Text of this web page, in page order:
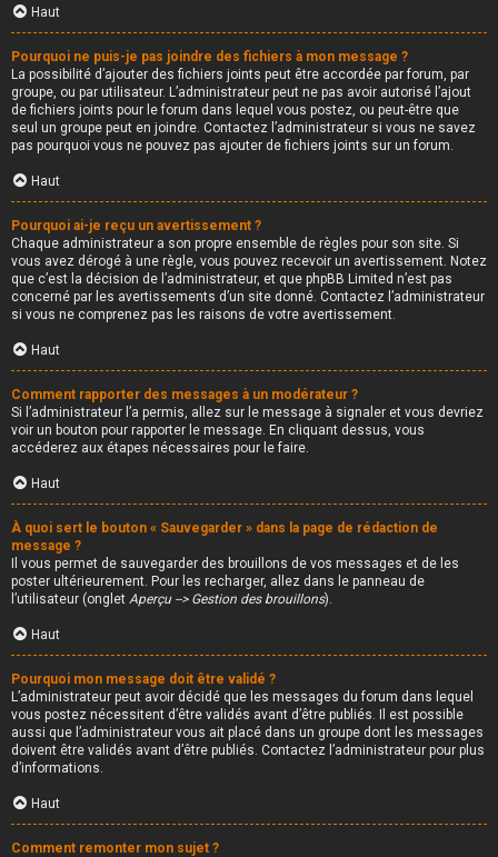
Haut
Pourquoi ne puis-je pas joindre des fichiers à mon message ?
La possibilité d’ajouter des fichiers joints peut être accordée par forum, par
groupe, ou par utilisateur. L’administrateur peut ne pas avoir autorisé l’ajout
de fichiers joints pour le forum dans lequel vous postez, ou peut-être que
seul un groupe peut en joindre. Contactez l’administrateur si vous ne savez
pas pourquoi vous ne pouvez pas ajouter de fichiers joints sur un forum.
Haut
Pourquoi ai-je reçu un avertissement ?
Chaque administrateur a son propre ensemble de règles pour son site. Si
vous avez dérogé à une règle, vous pouvez recevoir un avertissement. Notez
que c’est la décision de l’administrateur, et que phpBB Limited n’est pas
concerné par les avertissements d’un site donné. Contactez l’administrateur
si vous ne comprenez pas les raisons de votre avertissement.
Haut
Comment rapporter des messages à un modérateur ?
Si l’administrateur l’a permis, allez sur le message à signaler et vous devriez
voir un bouton pour rapporter le message. En cliquant dessus, vous
accéderez aux étapes nécessaires pour le faire.
Haut
À quoi sert le bouton « Sauvegarder » dans la page de rédaction de
message ?
Il vous permet de sauvegarder des brouillons de vos messages et de les
poster ultérieurement. Pour les recharger, allez dans le panneau de
l’utilisateur (onglet Aperçu --> Gestion des brouillons).
Haut
Pourquoi mon message doit être validé ?
L’administrateur peut avoir décidé que les messages du forum dans lequel
vous postez nécessitent d’être validés avant d’être publiés. Il est possible
aussi que l’administrateur vous ait placé dans un groupe dont les messages
doivent être validés avant d’être publiés. Contactez l’administrateur pour plus
d’informations.
Haut
Comment remonter mon sujet ?